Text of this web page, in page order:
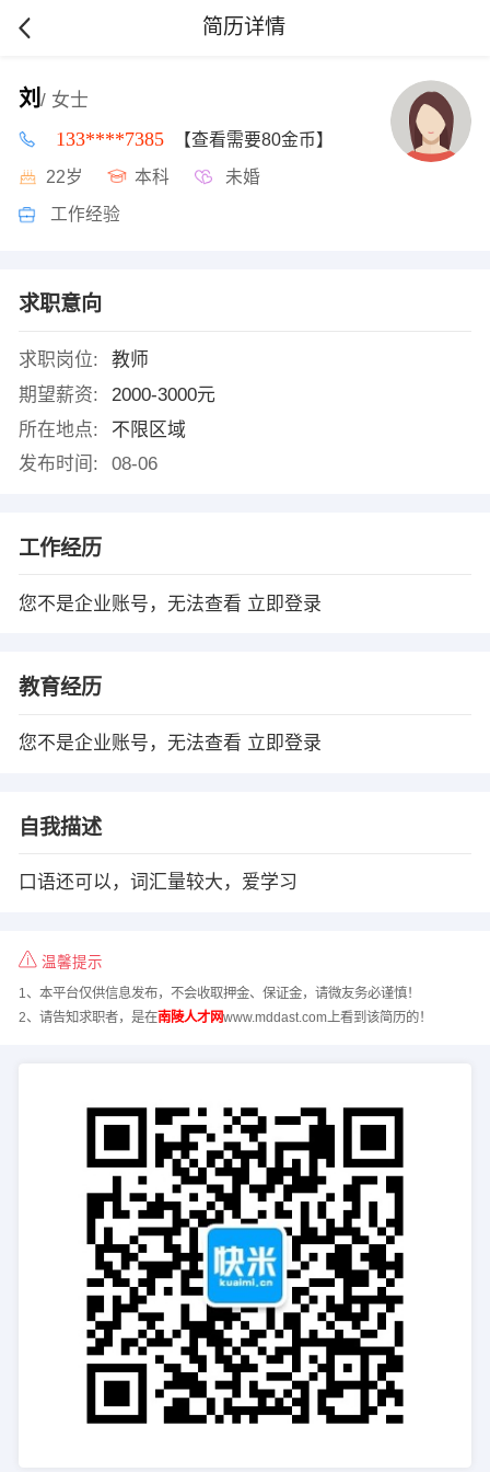
简历详情
刘 / 女士
133****7385 【查看需要80金币】
22岁 本科 未婚
工作经验
求职意向
求职岗位:
教师
期望薪资:
2000-3000元
所在地点:
不限区域
发布时间:
08-06
工作经历
您不是企业账号，无法查看 立即登录
教育经历
您不是企业账号，无法查看 立即登录
自我描述
口语还可以，词汇量较大，爱学习
温馨提示
1、本平台仅供信息发布，不会收取押金、保证金，请微友务必谨慎！
2、请告知求职者，是在南陵人才网www.mddast.com上看到该简历的！